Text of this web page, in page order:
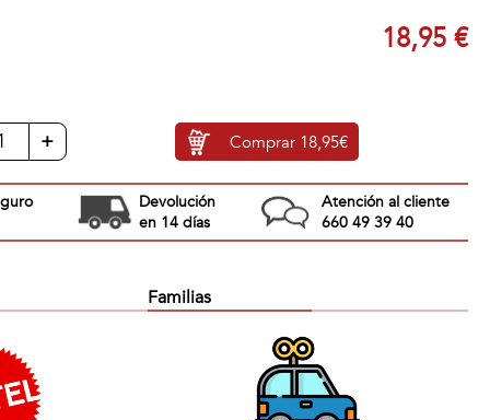
18,95 €
+ Comprar 18,95€
Devolución
en 14 días
Atención al cliente
660 49 39 40
Familias